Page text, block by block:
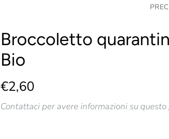
Broccoletto
Bio
€2,60
Contattaci per avere informazioni su